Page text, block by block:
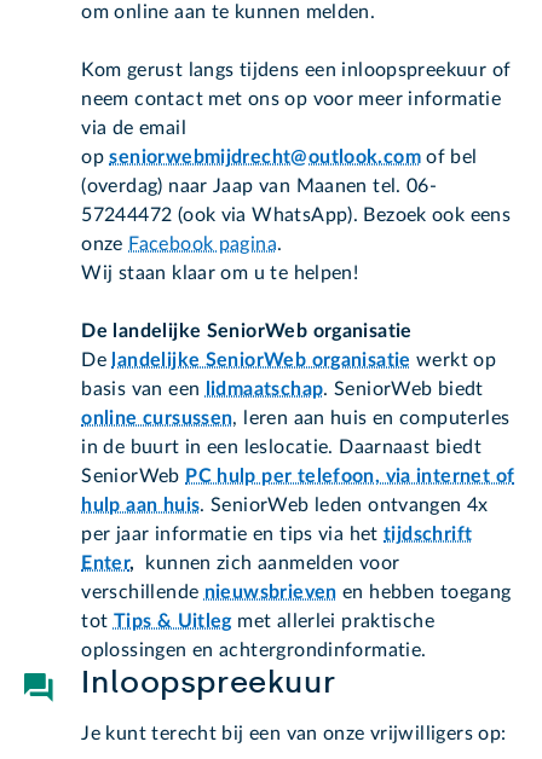
om online aan te kunnen melden.
Kom gerust langs tijdens een inloopspreekuur of
neem contact met ons op voor meer informatie
via de email
opseniorwebmijdrecht@outlook.comof bel
(overdag) naar Jaap van Maanen tel. 06-
57244472 (ook via WhatsApp). Bezoek ook eens
onze Facebook pagina.
Wij staan klaar om u te helpen!
De landelijke SeniorWeb organisatie
De landelijke SeniorWeb organisatie werkt op
basis van een
lidmaatschap. SeniorWeb biedt
online cursussen, leren aan huis en computerles
in de buurt in een leslocatie. Daarnaast biedt
SeniorWeb PC hulp per telefoon, via internet of
hulp aan huis. SeniorWeb leden ontvangen 4x
per jaar informatie en tips via hettijdschrift
Enter,
kunnen zich aanmelden voor
verschillende nieuwsbrieven en hebben toegang
tot Tips & Uitlegmet allerlei praktische
oplossingen en achtergrondinformatie.
Inloopspreekuur
Je kunt terecht bij een van onze vrijwilligers op: